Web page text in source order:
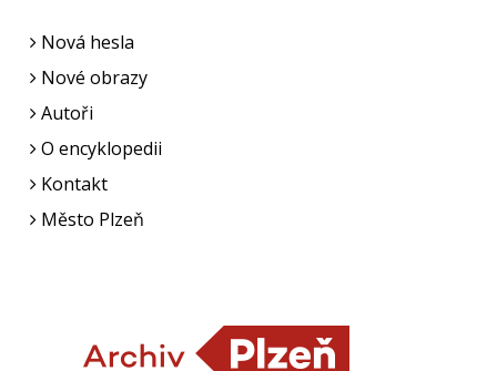
Nová hesla
Nové obrazy
Autoři
O encyklopedii
Kontakt
Město Plzeň